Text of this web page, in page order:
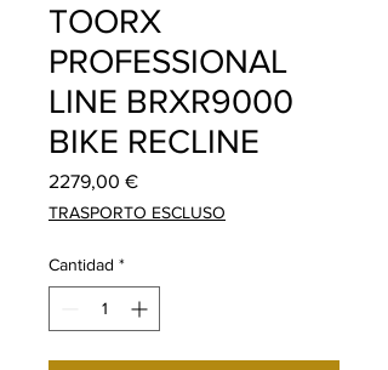
TOORX
PROFESSIONAL
LINE BRXR9000
BIKE RECLINE
2279,00 €Precio
TRASPORTO ESCLUSO
Cantidad *